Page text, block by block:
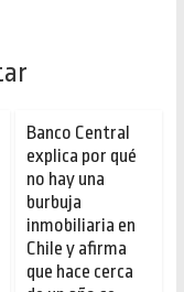
Banco Central
explica por qué
no hay una
burbuja
inmobiliaria en
Chile y afirma
que hace cerca